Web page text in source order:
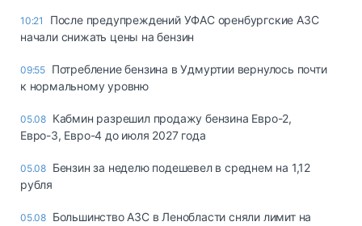
10:21
После предупреждений УФАС оренбургские АЗС
начали снижать цены на бензин
09:55 Потребление бензина в Удмуртии вернулось почти
к нормальному уровню
05.08 Кабмин разрешил продажу бензина Евро-2,
Евро-3, Евро-4 до июля 2027 года
05.08 Бензин за неделю подешевел в среднем на 1,12
рубля
05.08 Большинство АЗС в Ленобласти сняли лимит на